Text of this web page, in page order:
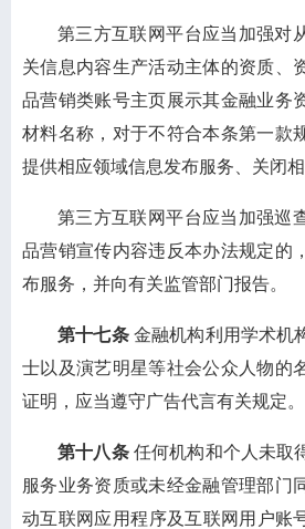
第三方互联网平台应当加强对
关信息内容生产活动主体的资质、
品营销类账号主页展示其金融业务
材料名称，对于不符合本条第一款
提供相应领域信息发布服务、关闭
第三方互联网平台应当加强巡
品营销宣传内容违反本办法规定的
布服务，并向有关监管部门报告。
第十七条金融机构利用学术机
士以及演艺明星等社会公众人物的
证明，应当遵守广告代言有关规定。
第十八条任何机构和个人未取
服务业务资质或未经金融管理部门
动互联网应用程序及互联网用户账